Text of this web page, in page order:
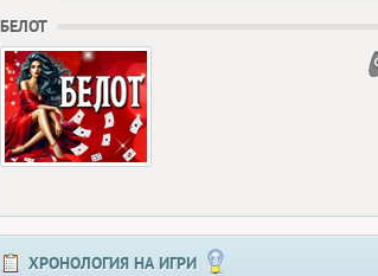
БЕЛОТ
ХРОНОЛОГИЯ НА ИГРИ